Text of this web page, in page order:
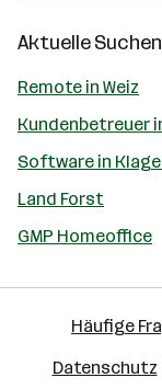
Aktuelle
Remote in Weiz
Kundenbetreuer
Software in
Land Forst
GMP Homeoffice
Häufige
Datenschutz